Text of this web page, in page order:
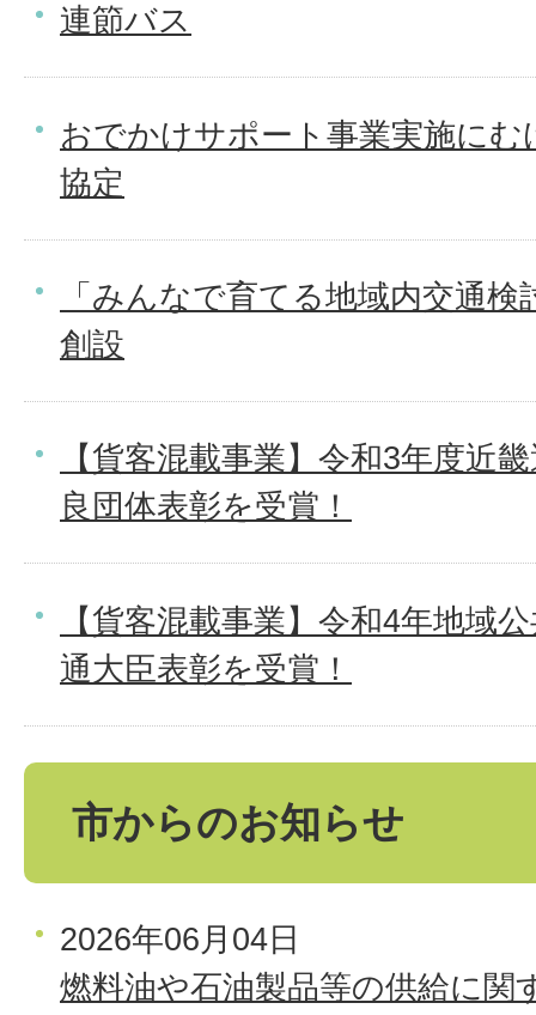
連節バス
おでかけサポート事業実施に
協定
「みんなで育てる地域内交通
創設
【貨客混載事業】令和3年度近
良団体表彰を受賞！
【貨客混載事業】令和4年地域
通大臣表彰を受賞！
市からのお知らせ
2026年06月04日
燃料油や石油製品等の供給に関